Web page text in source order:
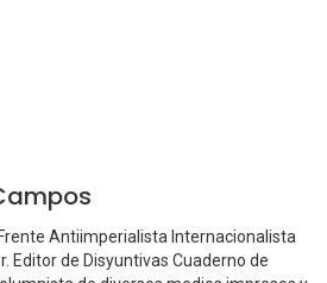
Antiimperialista Internacionalista
Editor de Disyuntivas Cuaderno de